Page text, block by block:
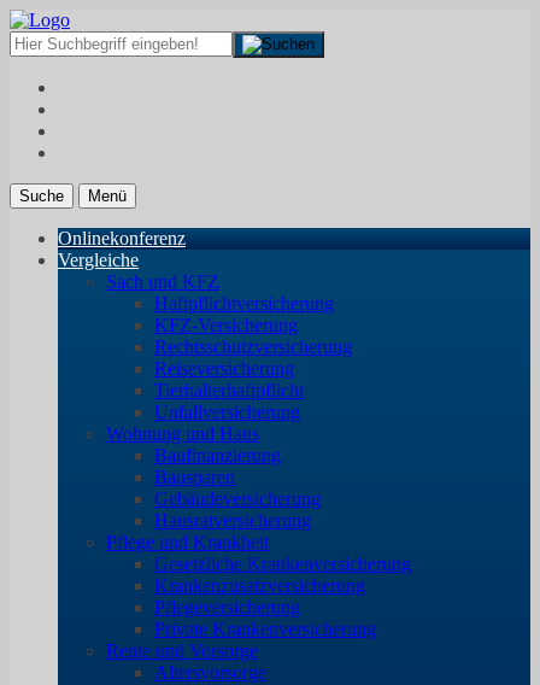
Suche Menü
Onlinekonferenz
Vergleiche
Sach und KFZ
Haftpflichtversicherung
KFZ-Versicherung
Rechtsschutzversicherung
Reiseversicherung
Tierhalterhaftpflicht
Unfallversicherung
Wohnung und Haus
Baufinanzierung
Bausparen
Gebäudeversicherung
Hausratversicherung
Pflege und Krankheit
Gesetzliche Krankenversicherung
Krankenzusatzversicherung
Pflegeversicherung
Private Krankenversicherung
Rente und Vorsorge
Altersvorsorge